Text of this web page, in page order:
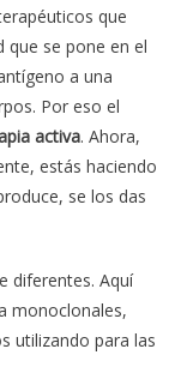
que
que se pone en el
a una
Por eso el
activa. Ahora,
estás haciendo
se los das
diferentes. Aquí
monoclonales,
utilizando para las